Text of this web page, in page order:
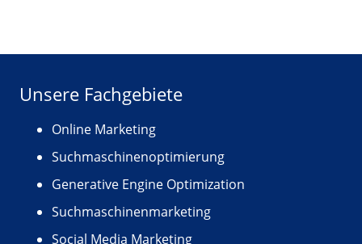
Unsere Fachgebiete
Online Marketing
Suchmaschinenoptimierung
Generative Engine Optimization
Suchmaschinenmarketing
Social Media Marketing